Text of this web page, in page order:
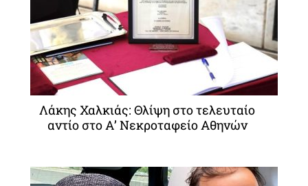
Λάκης Χαλκιάς: Θλίψη στο τελευταίο
αντίο στο Α’ Νεκροταφείο Αθηνών